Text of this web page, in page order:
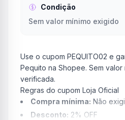
Condição
Sem valor mínimo exigido
Use o cupom PEQUITO02 e
Pequito na Shopee. Sem valor
verificada.
Regras do cupom Loja Oficial
Compra mínima: Não
Desconto: 2% OFF